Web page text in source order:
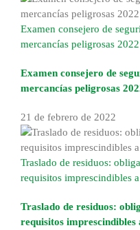
Examen consejero de
mercancías peligrosas 2022
Examen consejero de
mercancías peligrosas
21 de febrero de 2022
Traslado de residuos:
requisitos imprescindibles
Traslado de residuos:
requisitos imprescindibles